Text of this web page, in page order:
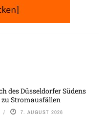
des Düsseldorfer Südens
Stromausfällen
7. AUGUST 2026